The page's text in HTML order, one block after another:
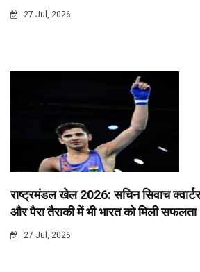
27 Jul, 2026
राष्ट्रमंडल खेल 2026: सचिन सिवाच
और पैरा तैराकी में भी भारत को मिली सफलता
27 Jul, 2026